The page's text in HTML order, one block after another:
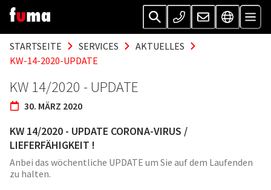
STARTSEITE SERVICES
AKTUELLES
KW-14-2020-UPDATE
KW 14/2020 - UPDATE
30. MÄRZ 2020
KW 14/2020 - UPDATE CORONA-VIRUS /
LIEFERFÄHIGKEIT !
Anbei das wöchentliche UPDATE um Sie auf dem Laufenden
zu halten.